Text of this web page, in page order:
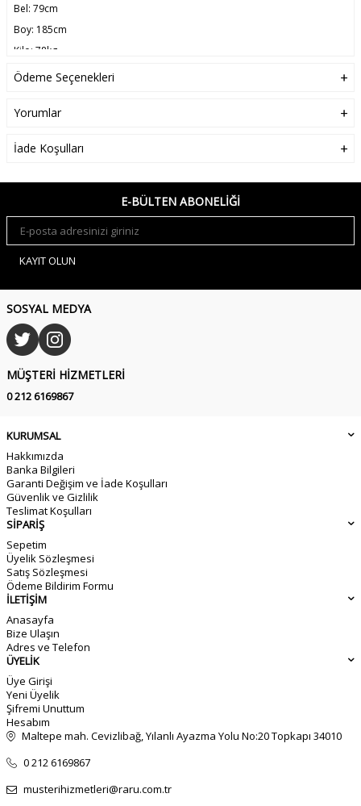
Bel: 79cm
Boy: 185cm
Kilo: 78kg
Mankenin üzerindeki ürün, L beden.
Ödeme Seçenekleri
Yorumlar
İade Koşulları
E-BÜLTEN ABONELIĞI
KAYIT OLUN
SOSYAL MEDYA
MÜŞTERI HIZMETLERI
0 212 6169867
KURUMSAL
Hakkımızda
Banka Bilgileri
Garanti Değişim ve İade Koşulları
Güvenlik ve Gizlilik
Teslimat Koşulları
SİPARİŞ
Sepetim
Üyelik Sözleşmesi
Satış Sözleşmesi
Ödeme Bildirim Formu
İLETİŞİM
Anasayfa
Bize Ulaşın
Adres ve Telefon
ÜYELİK
Üye Girişi
Yeni Üyelik
Şifremi Unuttum
Hesabım
Maltepe mah. Cevizlibağ, Yılanlı Ayazma Yolu No:20 Topkapı 34010
0 212 6169867
musterihizmetleri@raru.com.tr